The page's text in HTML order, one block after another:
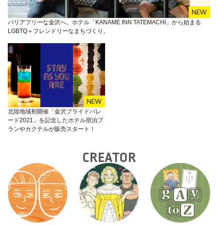
バリアフリーな金沢へ。ホテル「KANAME INN TATEMACHI」から始まる
LGBTQ＋フレンドリーなまちづくり。
北陸地域初開催「金沢プライドパレ
ード2021」を記念したホテル宿泊プ
ランやカクテルが販売スタート！
CREATOR